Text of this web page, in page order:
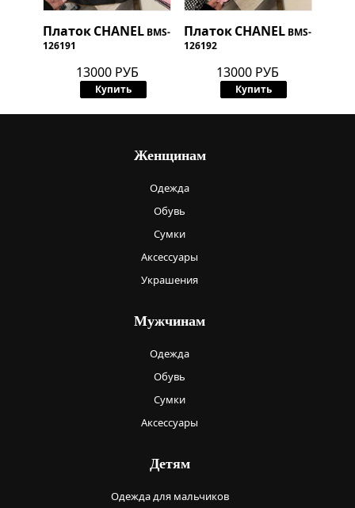
ПлатокCHANEL BMS-
126191
13000 РУБ
Купить
Платок CHANEL BMS-
126192
13000 РУБ
Купить
Женщинам
Одежда
Обувь
Сумки
Аксессуары
Украшения
Мужчинам
Одежда
Обувь
Сумки
Аксессуары
Детям
Одежда для мальчиков